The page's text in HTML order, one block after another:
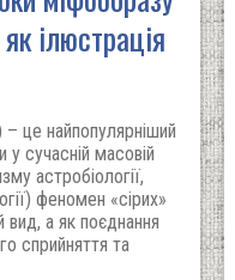
ілюстрація
– це найпопулярніший
у сучасній масовій
астробіології,
феномен «сірих»
вид, а як поєднання
сприйняття та